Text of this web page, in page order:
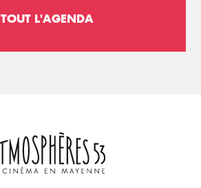
TOUT L'AGENDA